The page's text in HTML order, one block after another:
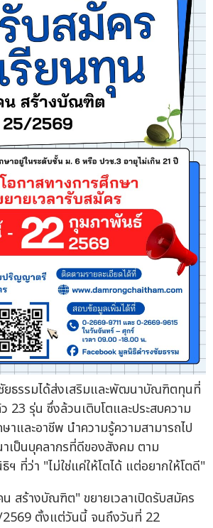
ยธรรมได้ส่งเสริมและพัฒนาบัณฑิตทุนที่
รุ่น ซึ่งล้วนเติบโตและประสบความ
าและอาชีพ นำความรู้ความสามารถไป
ป็นบุคลากรที่ดีของสังคม ตาม
ที่ว่า "ไม่ใช่แค่ให้โตได้ แต่อยากให้โตดี"
สร้างบัณฑิต" ขยายเวลาเปิดรับสมัคร
ตั้งแต่วันนี้ จนถึงวันที่ 22